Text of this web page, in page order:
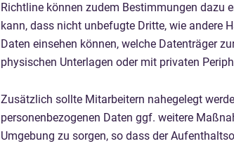
Richtline können zudem Bestimmungen dazu
kann, dass nicht unbefugte Dritte, wie andere
Daten einsehen können, welche Datenträger
physischen Unterlagen oder mit privaten
Zusätzlich sollte Mitarbeitern nahegelegt
personenbezogenen Daten ggf. weitere
Umgebung zu sorgen, so dass der